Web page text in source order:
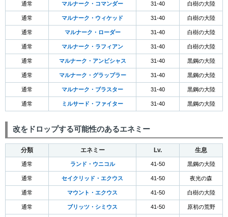
通常 マルナーク・コマンダー 31-40 白樹の大陸
通常 マルナーク・ウィケッド 31-40 白樹の大陸
通常 マルナーク・ローダー 31-40 白樹の大陸
通常 マルナーク・ラフィアン 31-40 白樹の大陸
通常 マルナーク・アンビシャス 31-40 黒鋼の大陸
通常 マルナーク・グラップラー 31-40 黒鋼の大陸
通常 マルナーク・ブラスター 31-40 黒鋼の大陸
通常 ミルサード・ファイター 31-40 黒鋼の大陸
改をドロップする可能性のあるエネミー
分類 エネミー Lv. 生息
通常 ランド・ウニコル 41-50 黒鋼の大陸
通常 セイクリッド・エクウス 41-50 夜光の森
通常 マウント・エクウス 41-50 白樹の大陸
通常 ブリッツ・シミウス 41-50 原初の荒野